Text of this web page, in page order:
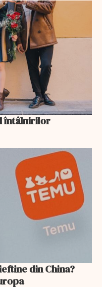
întâlnirilor
din China?